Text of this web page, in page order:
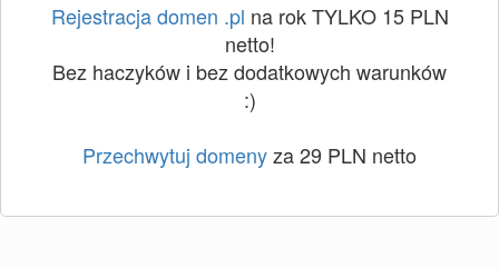
Rejestracja domen .pl na rok TYLKO 15 PLN
netto!
Bez haczyków i bez dodatkowych warunków
:)
Przechwytuj domenyza 29 PLN netto